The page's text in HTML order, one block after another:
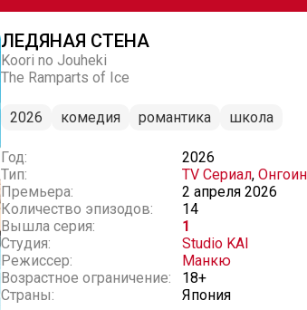
ЛЕДЯНАЯ СТЕНА
Koori no Jouheki
The Ramparts of Ice
2026 комедия романтика школа
Год:
2026
Тип:
TV Сериал,
Премьера:
2 апреля 2026
Количество эпизодов:
14
Вышла серия:
1
Студия:
Studio KAI
Режиссер:
Манкю
Возрастное ограничение:
18+
Страны:
Япония